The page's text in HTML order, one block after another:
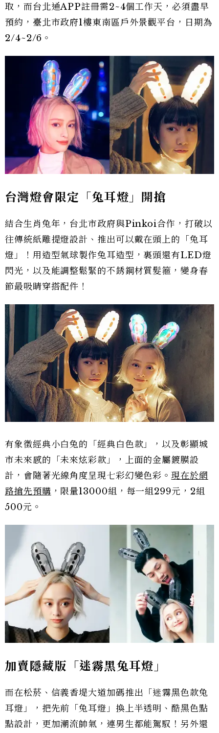
取，而台北通APP註冊需2~4個工作天，必須盡早
預約，臺北市政府1樓東南區戶外景觀平台，日期為
2/4~2/6。
台灣燈會限定「兔耳燈」開搶
結合生肖兔年，台北市政府與Pinkoi合作，打破以
往傳統紙雕提燈設計、推出可以戴在頭上的「兔耳
燈」！用造型氣球製作兔耳造型，裏頭還有LED燈
閃光，以及能調整鬆緊的不銹鋼材質髮箍，變身春
節最吸睛穿搭配件！
有象徵經典小白兔的「經典白色款」，以及彰顯城
市未來感的「未來炫彩款」，上面的金屬鍍膜設
計，會隨著光線角度呈現七彩幻變色彩。現在於網
路搶先預購 ，限量13000組，每一組299元，2組
500元。
加賣隱藏版「迷霧黑兔耳燈」
而在松菸、信義香堤大道加碼推出「迷霧黑色款兔
耳燈」，把先前「兔耳燈」換上半透明、酷黑色點
點設計，更加潮流帥氣，連男生都能駕馭！另外還